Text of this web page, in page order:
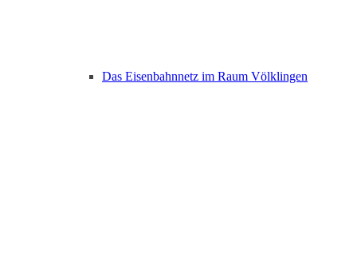
Das Eisenbahnnetz im Raum Völklingen